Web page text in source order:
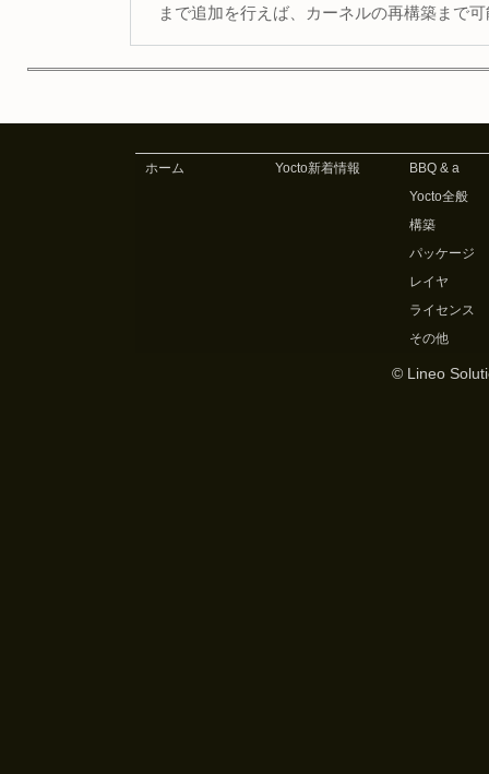
まで追加を行えば、カーネルの再構築まで
ホーム Yocto新着情報
BBQ & a
Yocto全般
構築
パッケージ
レイヤ
ライセンス
その他
© Lineo